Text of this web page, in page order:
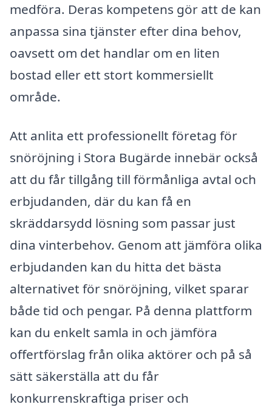
medföra. Deras kompetens gör att de kan
anpassa sina tjänster efter dina behov,
oavsett om det handlar om en liten
bostad eller ett stort kommersiellt
område.
Att anlita ett professionellt företag för
snöröjning i Stora Bugärde innebär också
att du får tillgång till förmånliga avtal och
erbjudanden, där du kan få en
skräddarsydd lösning som passar just
dina vinterbehov. Genom att jämföra olika
erbjudanden kan du hitta det bästa
alternativet för snöröjning, vilket sparar
både tid och pengar. På denna plattform
kan du enkelt samla in och jämföra
offertförslag från olika aktörer och på så
sätt säkerställa att du får
konkurrenskraftiga priser och